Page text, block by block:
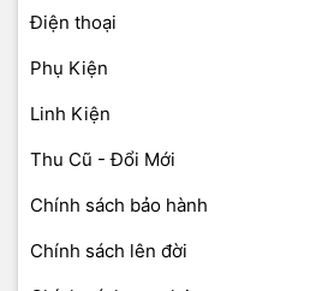
Điện thoại
Phụ Kiện
Linh Kiện
Thu Cũ - Đổi Mới
Chính sách bảo hành
Chính sách lên đời